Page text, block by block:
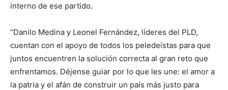
interno de ese partido.
“Danilo Medina y Leonel Fernández, líderes del PLD,
cuentan con el apoyo de todos los peledeístas para que
juntos encuentren la solución correcta al gran reto que
enfrentamos. Déjense guiar por lo que les une: el amor a
la patria y el afán de construir un país más justo para